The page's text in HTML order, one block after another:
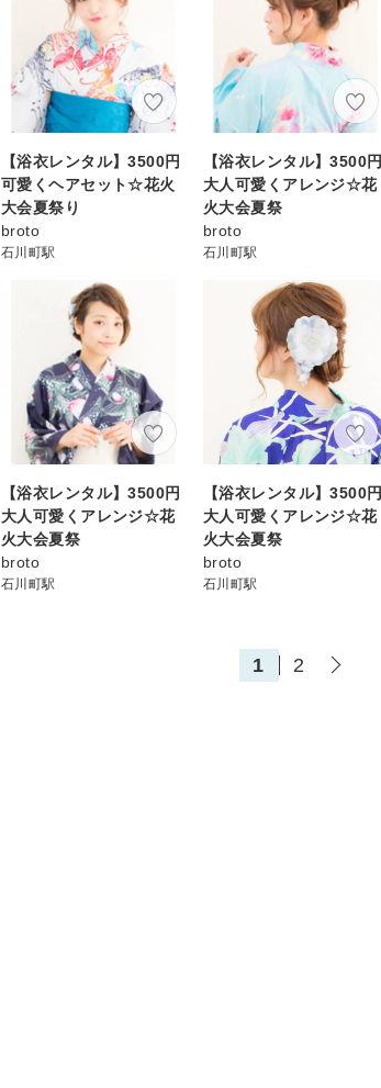
【浴衣レンタル】3500円
可愛くヘアセット☆花火
大会夏祭り
broto
石川町駅
【浴衣レンタル】3500円
大人可愛くアレンジ☆花
火大会夏祭
broto
石川町駅
【浴衣レンタル】3500円
大人可愛くアレンジ☆花
火大会夏祭
broto
石川町駅
【浴衣レンタル】3500円
大人可愛くアレンジ☆花
火大会夏祭
broto
石川町駅
1 2